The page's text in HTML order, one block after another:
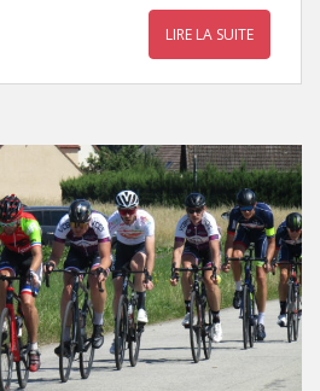
LIRE LA SUITE